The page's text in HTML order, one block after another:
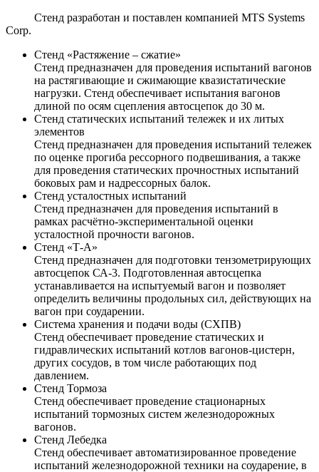
Стенд разработан и поставлен компанией MTS Systems
Corp.
Стенд «Растяжение – сжатие»
Стенд предназначен для проведения испытаний вагонов
на растягивающие и сжимающие квазистатические
нагрузки. Стенд обеспечивает испытания вагонов
длиной по осям сцепления автосцепок до 30 м.
Стенд статических испытаний тележек и их литых
элементов
Стенд предназначен для проведения испытаний тележек
по оценке прогиба рессорного подвешивания, а также
для проведения статических прочностных испытаний
боковых рам и надрессорных балок.
Стенд усталостных испытаний
Стенд предназначен для проведения испытаний в
рамках расчётно-экспериментальной оценки
усталостной прочности вагонов.
Стенд «Т-А»
Стенд предназначен для подготовки тензометрирующих
автосцепок СА-3. Подготовленная автосцепка
устанавливается на испытуемый вагон и позволяет
определить величины продольных сил, действующих на
вагон при соударении.
Система хранения и подачи воды (СХПВ)
Стенд обеспечивает проведение статических и
гидравлических испытаний котлов вагонов-цистерн,
других сосудов, в том числе работающих под
давлением.
Стенд Тормоза
Стенд обеспечивает проведение стационарных
испытаний тормозных систем железнодорожных
вагонов.
Стенд Лебедка
Стенд обеспечивает автоматизированное проведение
испытаний железнодорожной техники на соударение, в